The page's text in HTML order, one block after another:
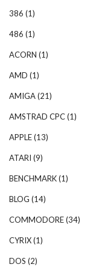
386 (1)
486 (1)
ACORN (1)
AMD (1)
AMIGA(21)
AMSTRAD CPC(1)
APPLE(13)
ATARI (9)
BENCHMARK(1)
BLOG (14)
COMMODORE(34)
CYRIX(1)
DOS (2)